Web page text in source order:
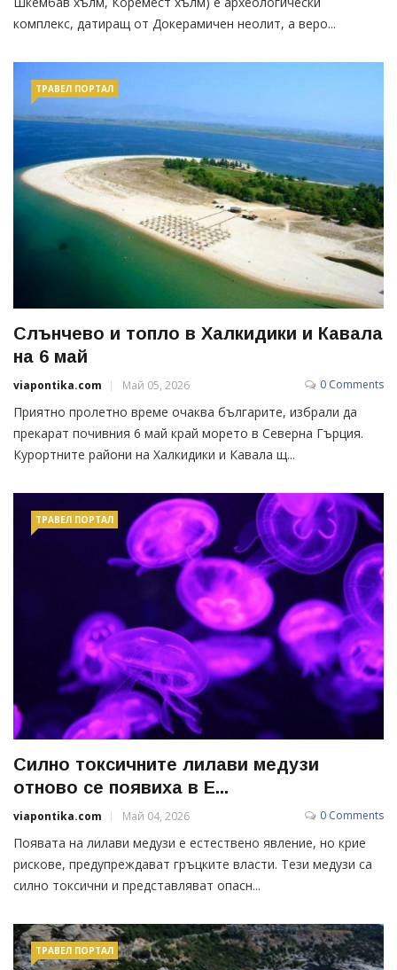
комплекс, датиращ от Докерамичен неолит, а веро...
ТРАВЕЛ ПОРТАЛ
Слънчево и топло в Халкидики и Кавала
на 6 май
viapontika.com Май 05, 2026 0 Comments
Приятно пролетно време очаква българите, избрали да
прекарат почивния 6 май край морето в Северна Гърция.
Курортните райони на Халкидики и Кавала щ...
ТРАВЕЛ ПОРТАЛ
Силно токсичните лилави медузи
отново се появиха в Е...
viapontika.com Май 04, 2026 0 Comments
Появата на лилави медузи е естествено явление, но крие
рискове, предупреждават гръцките власти. Тези медузи са
силно токсични и представляват опасн...
ТРАВЕЛ ПОРТАЛ